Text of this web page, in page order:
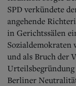
SPD verkündete
angehende
in Gerichtssälen
Sozialdemokraten
und als Bruch der
Urteilsbegründung
Berliner